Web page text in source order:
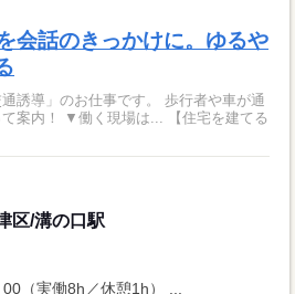
会話のきっかけに。ゆるや
お仕事です。 歩行者や車が通
住宅を建てる
区/溝の口駅
（実働8h／休憩1h） ...